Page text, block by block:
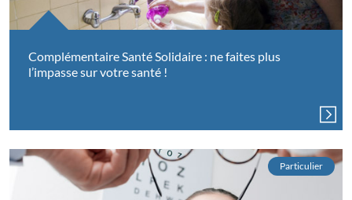
Complémentaire Santé Solidaire : ne faites plus
l’impasse sur votre santé !
Particulier